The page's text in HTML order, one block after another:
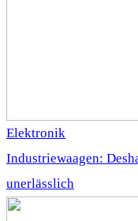
Elektronik
Industriewaagen:
unerlässlich